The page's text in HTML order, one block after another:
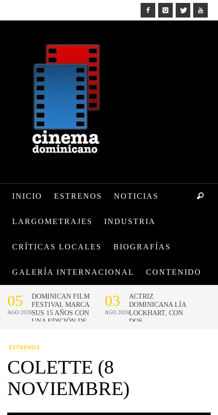
INICIO ESTRENOS NOTICIAS
LARGOMETRAJES INDUSTRIA
CRÍTICAS LOCALES BIOGRAFÍAS
GALERÍA INTERNACIONAL CONTENIDO
ESTRENOS
COLETTE (8
NOVIEMBRE)